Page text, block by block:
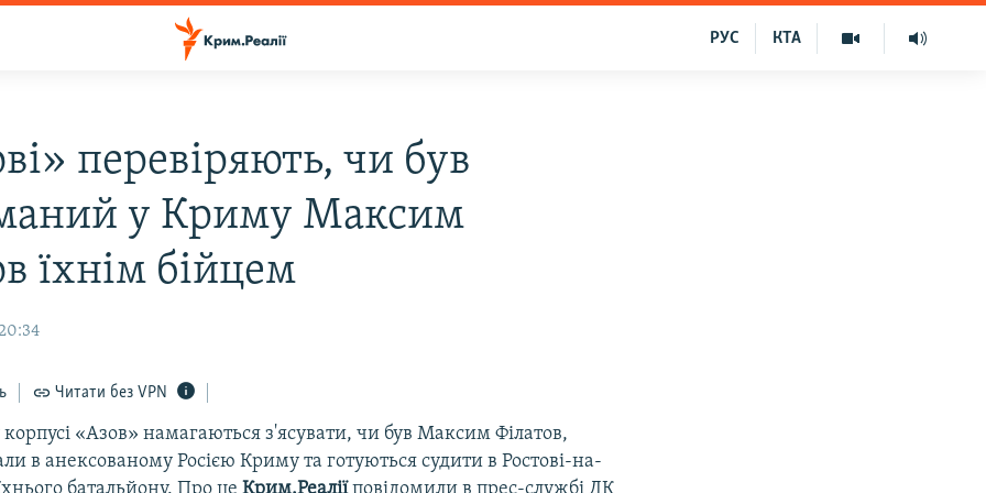
КТА
РУС
перевіряють, чи був
у Криму Максим
їхнім бійцем
Читати без VPN
«Азов» намагаються з'ясувати, чи був Максим Філатов,
в анексованому Росією Криму та готуються судити в Ростові-на-